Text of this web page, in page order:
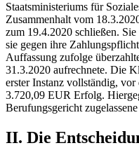
Staatsministeriums für
Zusammenhalt vom
zum 19.4.2020 schließen.
sie gegen ihre
Auffassung zufolge
31.3.2020 aufrechnete. Die
erster Instanz vollständig,
3.720,09 EUR Erfolg.
Berufungsgericht
II. Die